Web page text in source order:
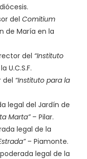
del Comitium
de María en la
del “Instituto
U.C.S.F.
del “Instituto para la
legal del Jardín de
Marta”– Pilar.
legal de la
– Piamonte.
legal de la